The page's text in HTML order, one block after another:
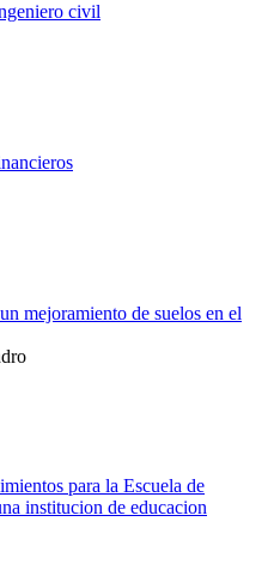
civil
mejoramiento de suelos en el
para la Escuela de
institucion de educacion